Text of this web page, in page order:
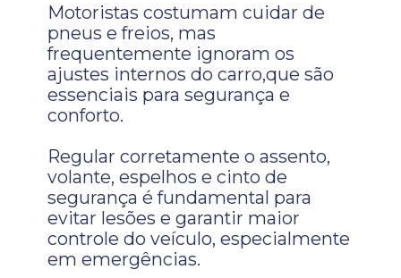
Motoristas costumam cuidar de
pneus e freios, mas
frequentemente ignoram os
ajustes internos do carro,que são
essenciais para segurança e
conforto.
Regular corretamente o assento,
volante, espelhos e cinto de
segurança é fundamental para
evitar lesões e garantir maior
controle do veículo, especialmente
em emergências.